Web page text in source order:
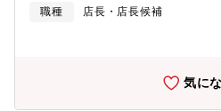
こうした方がいい。」という意見を
す。【研修・教育制度の充実】年次
ェーンストアを視察する海外研修も
ています。※営業時間は9：00～20
職種
店長・店長候補
気に